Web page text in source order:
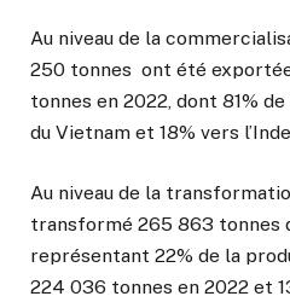
Au niveau de la
250 tonnes ont été
tonnes en 2022, dont 81%
du Vietnam et 18% vers
Au niveau de la
transformé 265 863 tonnes
représentant 22% de la
224 036 tonnes en 2022 et